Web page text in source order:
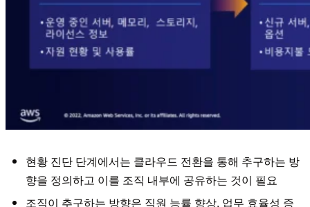
현황 진단 단계에서는 클라우드 전환을 통해 추구하는 방
향을 정의하고 이를 조직 내부에 공유하는 것이 필요
조직이 추구하는 방향은 직원 능률 향상, 업무 효율성 증